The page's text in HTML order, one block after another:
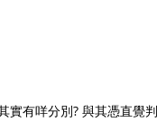
有咩分別? 與其憑直覺